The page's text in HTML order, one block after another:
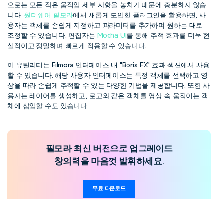
검색
으로는 모든 작은 움직임 세부 사항을 놓치기 때문에 충분하지 않습
니다. 원더쉐어 필모라에서 새롭게 도입한 플러그인을 활용하면, 사
용자는 객체를 손쉽게 지정하고 파라미터를 추가하며 원하는 대로
조정할 수 있습니다. 편집자는 Mocha UI 를 통해 추적 효과를 더욱 현
실적이고 정밀하며 빠르게 적용할 수 있습니다.
이 유틸리티는 Filmora 인터페이스 내 "Boris FX" 효과 섹션에서 사용
할 수 있습니다. 해당 사용자 인터페이스는 특정 객체를 선택하고 영
상을 따라 손쉽게 추적할 수 있는 다양한 기법을 제공합니다. 또한 사
용자는 레이어를 생성하고, 로고와 같은 객체를 영상 속 움직이는 객
체에 삽입할 수도 있습니다.
필모라 최신 버전으로 업그레이드
창의력을 마음껏 발휘하세요.
무료 다운로드